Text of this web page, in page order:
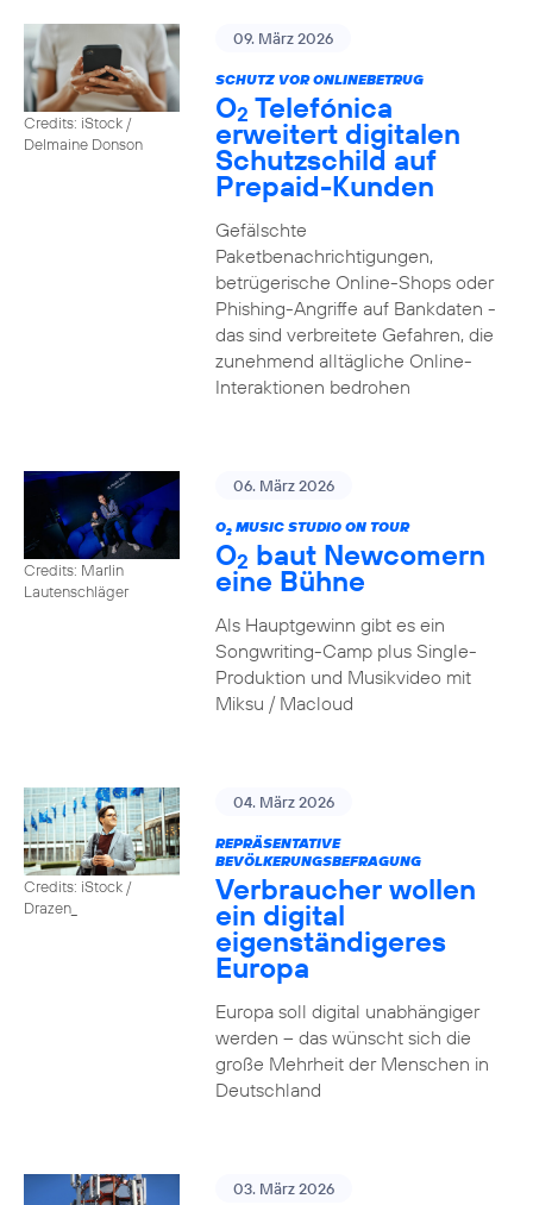
Credits: iStock /
Delmaine Donson
09. März 2026
SCHUTZ VOR ONLINEBETRUG
O2 Telefónica
erweitert digitalen
Schutzschild auf
Prepaid-Kunden
Gefälschte
Paketbenachrichtigungen,
betrügerische Online-Shops oder
Phishing-Angriffe auf Bankdaten -
das sind verbreitete Gefahren, die
zunehmend alltägliche Online-
Interaktionen bedrohen
Credits: Marlin
Lautenschläger
06. März 2026
O2MUSIC STUDIO ON TOUR
O2 baut Newcomern
eine Bühne
Als Hauptgewinn gibt es ein
Songwriting-Camp plus Single-
Produktion und Musikvideo mit
Miksu / Macloud
Credits: iStock /
Drazen_
04. März 2026
REPRÄSENTATIVE
BEVÖLKERUNGSBEFRAGUNG
Verbraucher wollen
ein digital
eigenständigeres
Europa
Europa soll digital unabhängiger
werden – das wünscht sich die
große Mehrheit der Menschen in
Deutschland
03. März 2026